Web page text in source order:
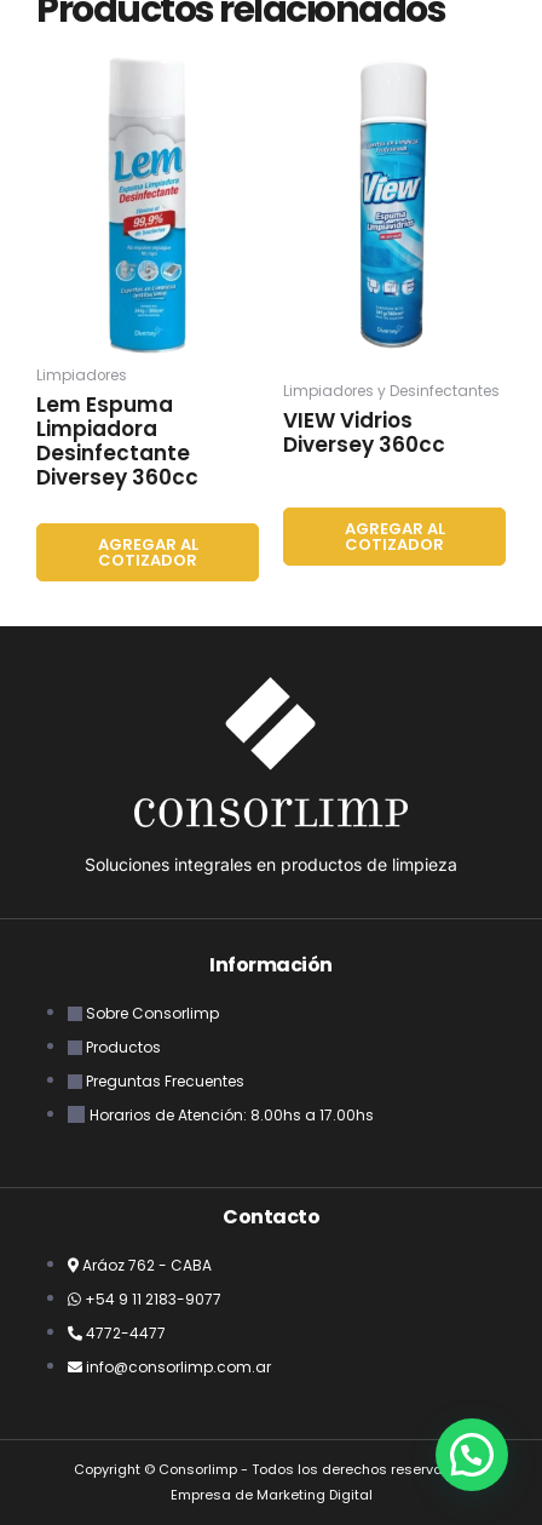
Limpiadores
Lem Espuma
Limpiadora
Desinfectante
Diversey 360cc
AGREGAR AL
COTIZADOR
Limpiadores y Desinfectantes
VIEW Vidrios
Diversey 360cc
AGREGAR AL
COTIZADOR
Soluciones integrales en productos de limpieza
Información
Sobre Consorlimp
Productos
Preguntas Frecuentes
Horarios de Atención: 8.00hs a 17.00hs
Contacto
Aráoz 762 - CABA
+54 9 11 2183-9077
4772-4477
info@consorlimp.com.ar
Copyright © Consorlimp - Todos los derechos reservados
Empresa de Marketing Digital